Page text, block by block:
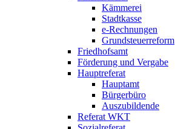
Kämmerei
Stadtkasse
e-Rechnungen
Grundsteuerreform
Friedhofsamt
Förderung und Vergabe
Hauptreferat
Hauptamt
Bürgerbüro
Auszubildende
Referat WKT